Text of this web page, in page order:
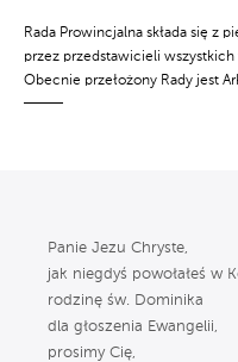
Rada Prowincjalna składa się z
przez przedstawicieli
Obecnie przełożony Rady jest
Panie Jezu Chryste,
jak niegdyś powołałeś w
rodzinę św. Dominika
dla głoszenia Ewangelii,
prosimy Cię,